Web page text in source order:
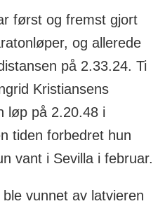
først og fremst gjort
og allerede
på 2.33.24. Ti
Kristiansens
løp på 2.20.48 i
tiden forbedret hun
vant i Sevilla i februar.
vunnet av latvieren